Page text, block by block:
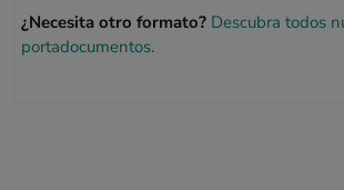
¿Necesita otro formato? Descubra todos
portadocumentos.